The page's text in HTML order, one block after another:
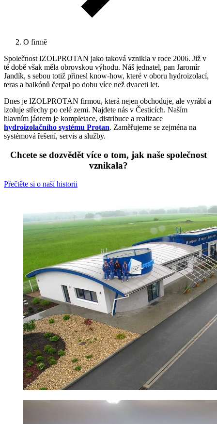
O firmě
Společnost IZOLPROTAN jako taková vznikla v roce 2006. Již v
té době však měla obrovskou výhodu. Náš jednatel, pan Jaromír
Jandík, s sebou totiž přinesl know-how, které v oboru hydroizolací,
teras a balkónů čerpal po dobu více než dvaceti let.
Dnes je IZOLPROTAN firmou, která nejen obchoduje, ale vyrábí a
izoluje střechy po celé zemi. Najdete nás v Česticích. Naším
hlavním jádrem je kompletace, distribuce a realizace
hydroizolačního systému Protan. Zaměřujeme se zejména na
systémová řešení, servis a služby.
Chcete se dozvědět více o tom, jak naše společnost
vznikala?
Přečtěte si o naší historii